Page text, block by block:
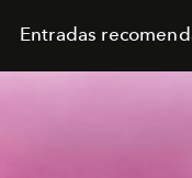
Entradas